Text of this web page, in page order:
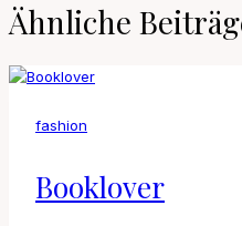
Ähnliche
fashion
Booklover